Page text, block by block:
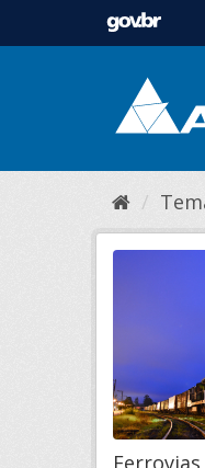
Ferrovias